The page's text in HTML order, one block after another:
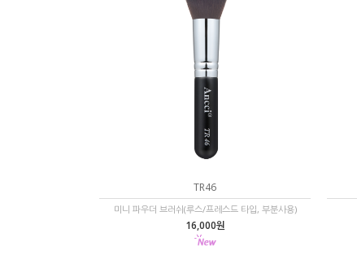
TR46
미니 파우더 브러쉬(루스/프레스드 타입, 부분사용)
16,000원